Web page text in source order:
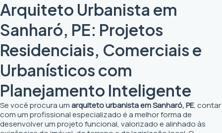
Arquiteto Urbanista em
Sanharó, PE: Projetos
Residenciais, Comerciais e
Urbanísticos com
Planejamento Inteligente
Se você procura umarquiteto urbanista em Sanharó, PE, contar
com um profissional especializado é a melhor forma de
desenvolver um projeto funcional, valorizado e alinhado às